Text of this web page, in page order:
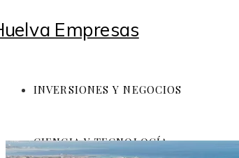
INVERSIONES Y NEGOCIOS
CIENCIA Y TECNOLOGÍA